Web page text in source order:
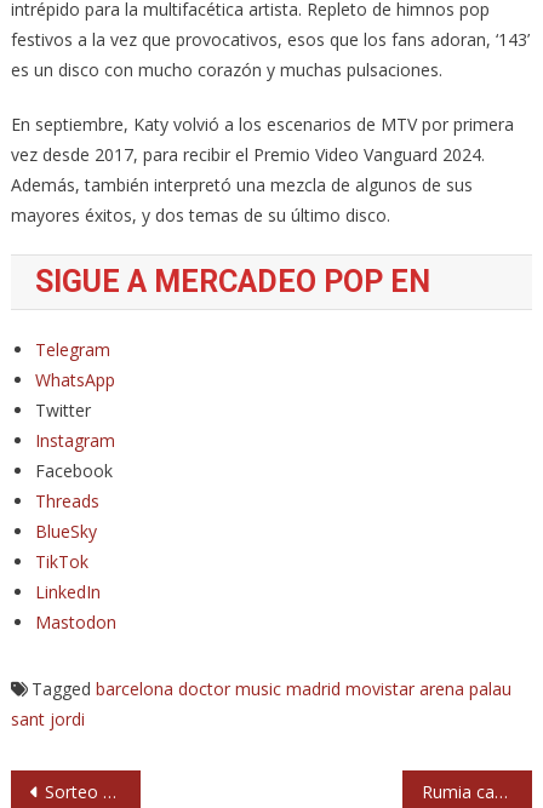
intrépido para la multifacética artista. Repleto de himnos pop
festivos a la vez que provocativos, esos que los fans adoran, ‘143’
es un disco con mucho corazón y muchas pulsaciones.
En septiembre, Katy volvió a los escenarios de MTV por primera
vez desde 2017, para recibir el Premio Video Vanguard 2024.
Además, también interpretó una mezcla de algunos de sus
mayores éxitos, y dos temas de su último disco.
SIGUE A MERCADEO POP EN
Telegram
WhatsApp
Twitter
Instagram
Facebook
Threads
BlueSky
TikTok
LinkedIn
Mastodon
Tagged barcelona doctor music madrid movistar arena palau
sant jordi
Navegación
Sorteo de entradas para Venturi en Madrid Rumia canta a la pérdida, el cambio y el desconcierto en ‘Shift in the air’